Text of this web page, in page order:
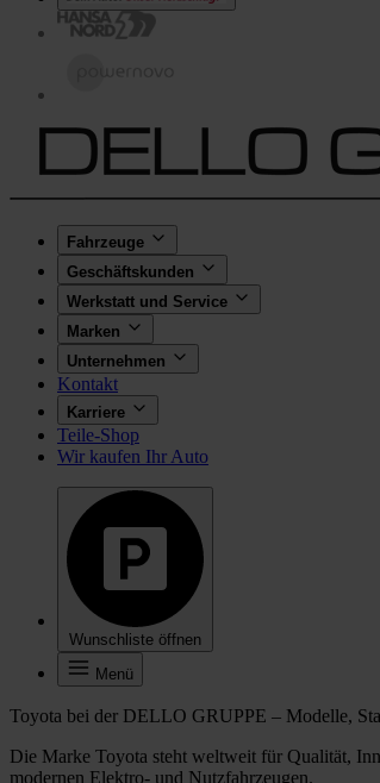
Fahrzeuge
Geschäftskunden
Werkstatt und Service
Marken
Unternehmen
Kontakt
Karriere
Teile-Shop
Wir kaufen Ihr Auto
Wunschliste öffnen
Menü
Toyota bei der DELLO GRUPPE – Modelle,
Die Marke Toyota steht weltweit für Qualität,
modernen Elektro- und Nutzfahrzeugen.